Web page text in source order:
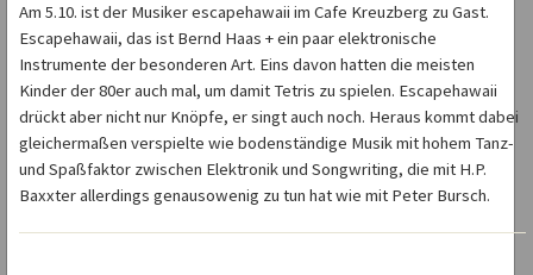
Am 5.10. ist der Musiker escapehawaii im Cafe Kreuzberg zu Gast.
Escapehawaii, das ist Bernd Haas + ein paar elektronische
Instrumente der besonderen Art. Eins davon hatten die meisten
Kinder der 80er auch mal, um damit Tetris zu spielen. Escapehawaii
drückt aber nicht nur Knöpfe, er singt auch noch. Heraus kommt dabei
gleichermaßen verspielte wie bodenständige Musik mit hohem Tanz-
und Spaßfaktor zwischen Elektronik und Songwriting, die mit H.P.
Baxxter allerdings genausowenig zu tun hat wie mit Peter Bursch.